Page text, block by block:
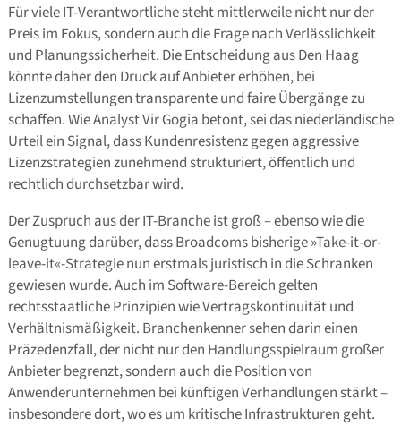
Für viele IT-Verantwortliche steht mittlerweile nicht nur der
Preis im Fokus, sondern auch die Frage nach Verlässlichkeit
und Planungssicherheit. Die Entscheidung aus Den Haag
könnte daher den Druck auf Anbieter erhöhen, bei
Lizenzumstellungen transparente und faire Übergänge zu
schaffen. Wie Analyst Vir Gogia betont, sei das niederländische
Urteil ein Signal, dass Kundenresistenz gegen aggressive
Lizenzstrategien zunehmend strukturiert, öffentlich und
rechtlich durchsetzbar wird.
Der Zuspruch aus der IT-Branche ist groß – ebenso wie die
Genugtuung darüber, dass Broadcoms bisherige »Take-it-or-
leave-it«-Strategie nun erstmals juristisch in die Schranken
gewiesen wurde. Auch im Software-Bereich gelten
rechtsstaatliche Prinzipien wie Vertragskontinuität und
Verhältnismäßigkeit. Branchenkenner sehen darin einen
Präzedenzfall, der nicht nur den Handlungsspielraum großer
Anbieter begrenzt, sondern auch die Position von
Anwenderunternehmen bei künftigen Verhandlungen stärkt –
insbesondere dort, wo es um kritische Infrastrukturen geht.